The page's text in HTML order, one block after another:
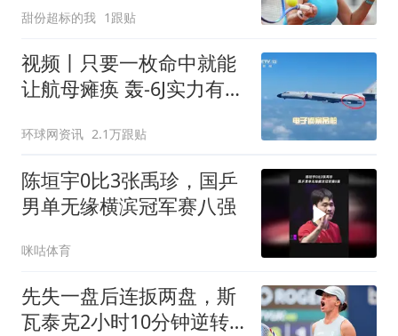
甜份超标的我 1跟贴
视频丨只要一枚命中就能
让航母瘫痪 轰-6J实力有多
环球网资讯 2.1万跟贴
陈垣宇0比3张禹珍，国乒
男单无缘横滨冠军赛八强
咪咕体育
先失一盘后连扳两盘，斯
瓦泰克2小时10分钟逆转